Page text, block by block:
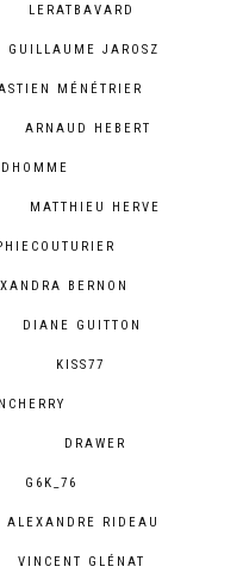
LERATBAVARD
GUILLAUME JAROSZ
MÉNÉTRIER
ARNAUD HEBERT
MATTHIEU HERVE
BERNON
DIANE GUITTON
KISS77
DRAWER
G6K_76
ALEXANDRE RIDEAU
VINCENT GLÉNAT